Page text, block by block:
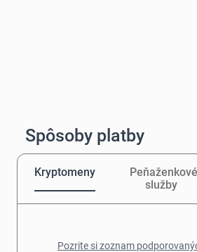
Spôsoby platby
Kryptomeny
Peňaženkové
služby
Pozrite si zoznam